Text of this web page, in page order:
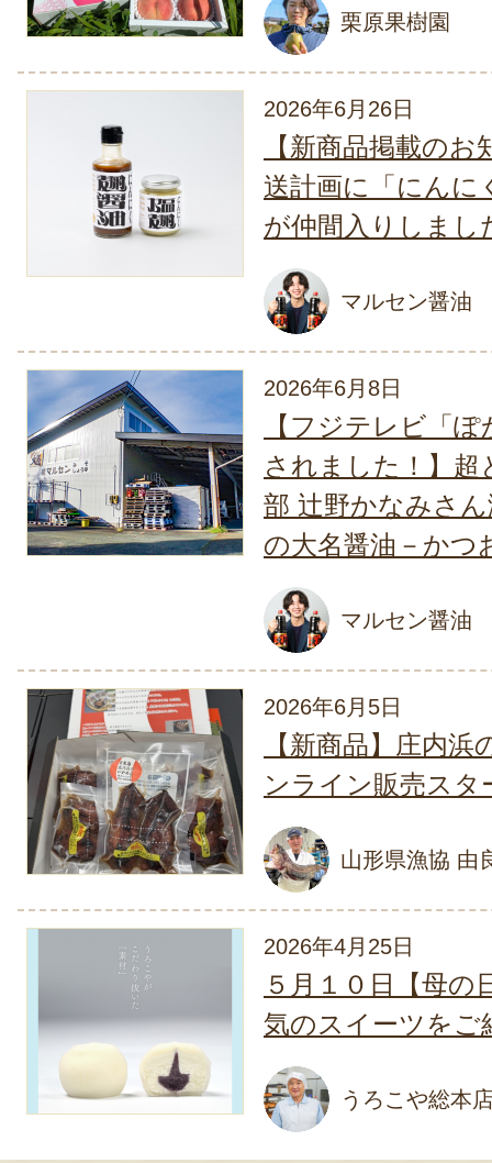
山形出身なので、スイカ
ちらではなかなか手に入
た。ものすごく大きな見
とても甘くて最高ですね
うございました。
2026
山形県産 桃（贈答用
HAGAフルーツ
今までに見たことのない
桃で感激しました。色合
さに桃色ですね。
2026年8月1
山形県産トウモロコ
とても新鮮で甘くて 大満
2026年7
ミックスゼリー – た
思っていたよりは少し小
は綺麗でした、食べたけ
ーも今一でしたが、白い
ころだけが強くて全体的
あればと思いました
ミックスゼリー – た
写真でみたより小ぶりで
でした、食べたけど、フ
栗原果樹園
2026年6月26日
【新商品掲載の
送計画に「にんに
が仲間入りしまし
マルセン醤油
2026年6月8日
【フジテレビ「
されました！】
部 辻野かなみさ
の大名醤油－かつ
マルセン醤油
2026年6月5日
【新商品】庄内
ンライン販売スタ
山形県漁協 由
2026年4月25日
５月１０日【母の
気のスイーツをご
うろこや総本